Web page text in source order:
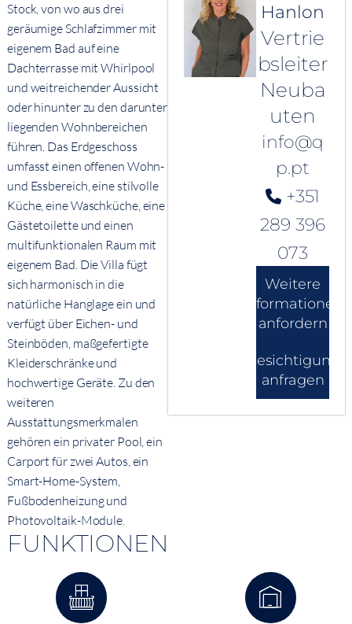
Stock, von wo aus drei
geräumige Schlafzimmer mit
eigenem Bad auf eine
Dachterrasse mit Whirlpool
und weitreichender Aussicht
oder hinunter zu den darunter
liegenden Wohnbereichen
führen. Das Erdgeschoss
umfasst einen offenen Wohn-
und Essbereich, eine stilvolle
Küche, eine Waschküche, eine
Gästetoilette und einen
multifunktionalen Raum mit
eigenem Bad. Die Villa fügt
sich harmonisch in die
natürliche Hanglage ein und
verfügt über Eichen- und
Steinböden, maßgefertigte
Kleiderschränke und
hochwertige Geräte. Zu den
weiteren
Ausstattungsmerkmalen
gehören ein privater Pool, ein
Carport für zwei Autos, ein
Smart-Home-System,
Fußbodenheizung und
Photovoltaik-Module.
Hanlon
Vertrie
bsleiter
Neuba
uten
info@q
p.pt
+351
289 396
073
Weitere
Informationen
anfordern
Besichtigung
anfragen
FUNKTIONEN